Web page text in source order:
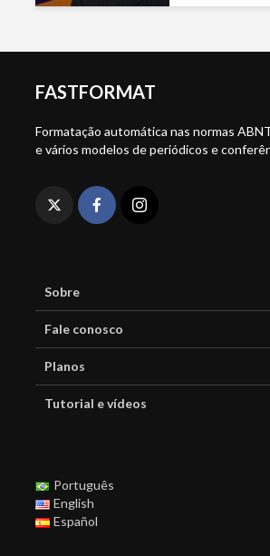
FASTFORMAT
Formatação automática nas normas
e vários modelos de periódicos e
Sobre
Fale conosco
Planos
Tutorial e vídeos
Português
English
Español